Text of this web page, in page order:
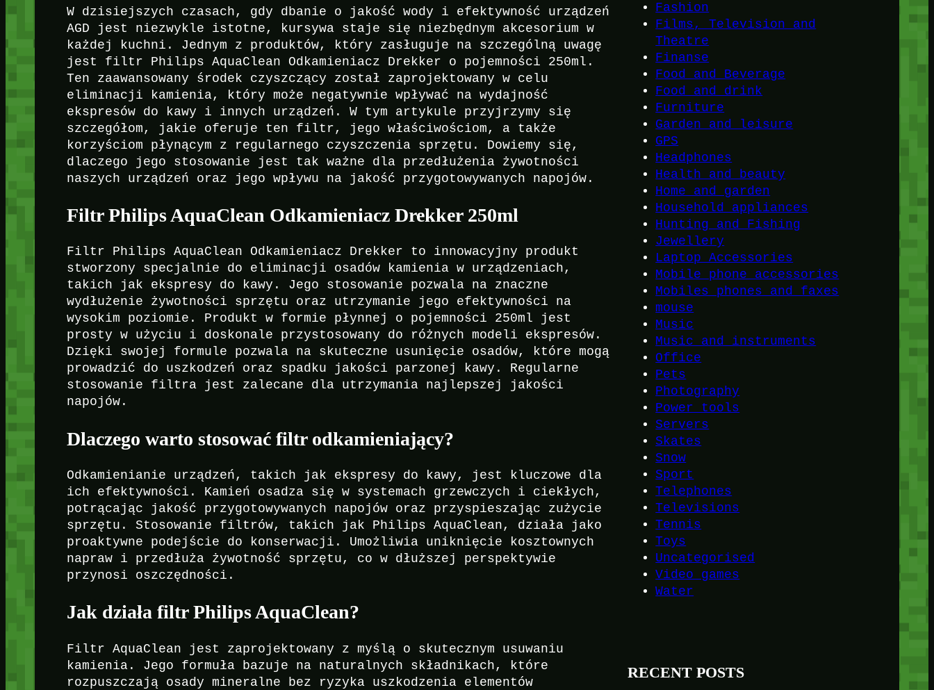
W dzisiejszych czasach, gdy dbanie o jakość wody i efektywność urządzeń
AGD jest niezwykle istotne, kursywa staje się niezbędnym akcesorium w
każdej kuchni. Jednym z produktów, który zasługuje na szczególną uwagę
jest filtr Philips AquaClean Odkamieniacz Drekker o pojemności 250ml.
Ten zaawansowany środek czyszczący został zaprojektowany w celu
eliminacji kamienia, który może negatywnie wpływać na wydajność
ekspresów do kawy i innych urządzeń. W tym artykule przyjrzymy się
szczegółom, jakie oferuje ten filtr, jego właściwościom, a także
korzyściom płynącym z regularnego czyszczenia sprzętu. Dowiemy się,
dlaczego jego stosowanie jest tak ważne dla przedłużenia żywotności
naszych urządzeń oraz jego wpływu na jakość przygotowywanych napojów.
Filtr Philips AquaClean Odkamieniacz Drekker 250ml
Filtr Philips AquaClean Odkamieniacz Drekker to innowacyjny produkt
stworzony specjalnie do eliminacji osadów kamienia w urządzeniach,
takich jak ekspresy do kawy. Jego stosowanie pozwala na znaczne
wydłużenie żywotności sprzętu oraz utrzymanie jego efektywności na
wysokim poziomie. Produkt w formie płynnej o pojemności 250ml jest
prosty w użyciu i doskonale przystosowany do różnych modeli ekspresów.
Dzięki swojej formule pozwala na skuteczne usunięcie osadów, które mogą
prowadzić do uszkodzeń oraz spadku jakości parzonej kawy. Regularne
stosowanie filtra jest zalecane dla utrzymania najlepszej jakości
napojów.
Dlaczego warto stosować filtr odkamieniający?
Odkamienianie urządzeń, takich jak ekspresy do kawy, jest kluczowe dla
ich efektywności. Kamień osadza się w systemach grzewczych i ciekłych,
potrącając jakość przygotowywanych napojów oraz przyspieszając zużycie
sprzętu. Stosowanie filtrów, takich jak Philips AquaClean, działa jako
proaktywne podejście do konserwacji. Umożliwia uniknięcie kosztownych
napraw i przedłuża żywotność sprzętu, co w dłuższej perspektywie
przynosi oszczędności.
Jak działa filtr Philips AquaClean?
Filtr AquaClean jest zaprojektowany z myślą o skutecznym usuwaniu
kamienia. Jego formuła bazuje na naturalnych składnikach, które
rozpuszczają osady mineralne bez ryzyka uszkodzenia elementów
Fashion
Films, Television and
Theatre
Finanse
Food and Beverage
Food and drink
Furniture
Garden and leisure
GPS
Headphones
Health and beauty
Home and garden
Household appliances
Hunting and Fishing
Jewellery
Laptop Accessories
Mobile phone accessories
Mobiles phones and faxes
mouse
Music
Music and instruments
Office
Pets
Photography
Power tools
Servers
Skates
Snow
Sport
Telephones
Televisions
Tennis
Toys
Uncategorised
Video games
Water
RECENT POSTS